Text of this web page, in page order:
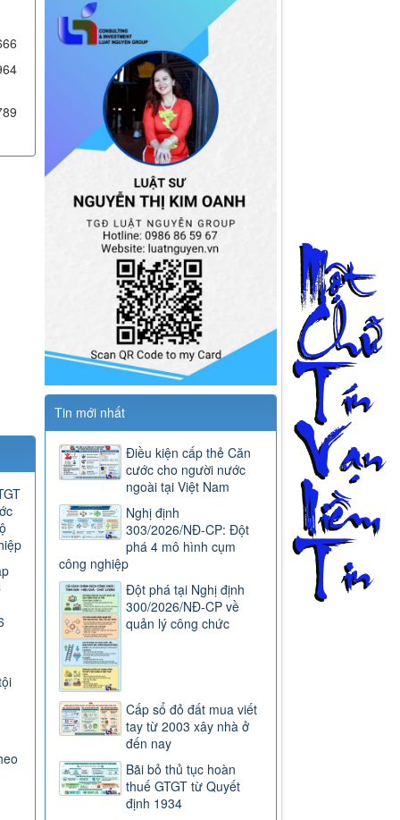
Tin mới nhất
Điều kiện cấp thẻ Căn
cước cho người nước
ngoài tại Việt Nam
Nghị định
303/2026/NĐ-CP: Đột
phá 4 mô hình cụm
công nghiệp
Đột phá tại Nghị định
300/2026/NĐ-CP về
quản lý công chức
Cấp sổ đỏ đất mua viết
tay từ 2003 xây nhà ở
đến nay
Bãi bỏ thủ tục hoàn
thuế GTGT từ Quyết
định 1934